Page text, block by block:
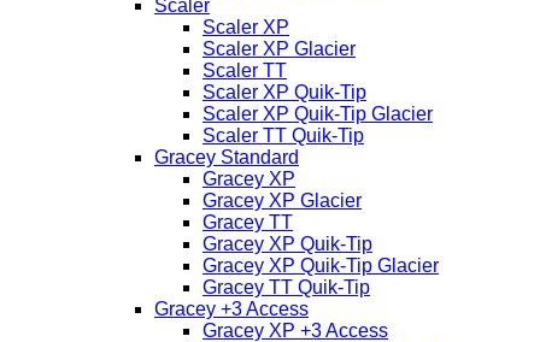
Scaler
Scaler XP
Scaler XP Glacier
Scaler TT
Scaler XP Quik-Tip
Scaler XP Quik-Tip Glacier
Scaler TT Quik-Tip
Gracey Standard
Gracey XP
Gracey XP Glacier
Gracey TT
Gracey XP Quik-Tip
Gracey XP Quik-Tip Glacier
Gracey TT Quik-Tip
Gracey +3 Access
Gracey XP +3 Access